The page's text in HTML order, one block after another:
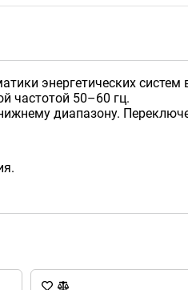
энергетических систем
частотой 50–60 гц.
диапазону.